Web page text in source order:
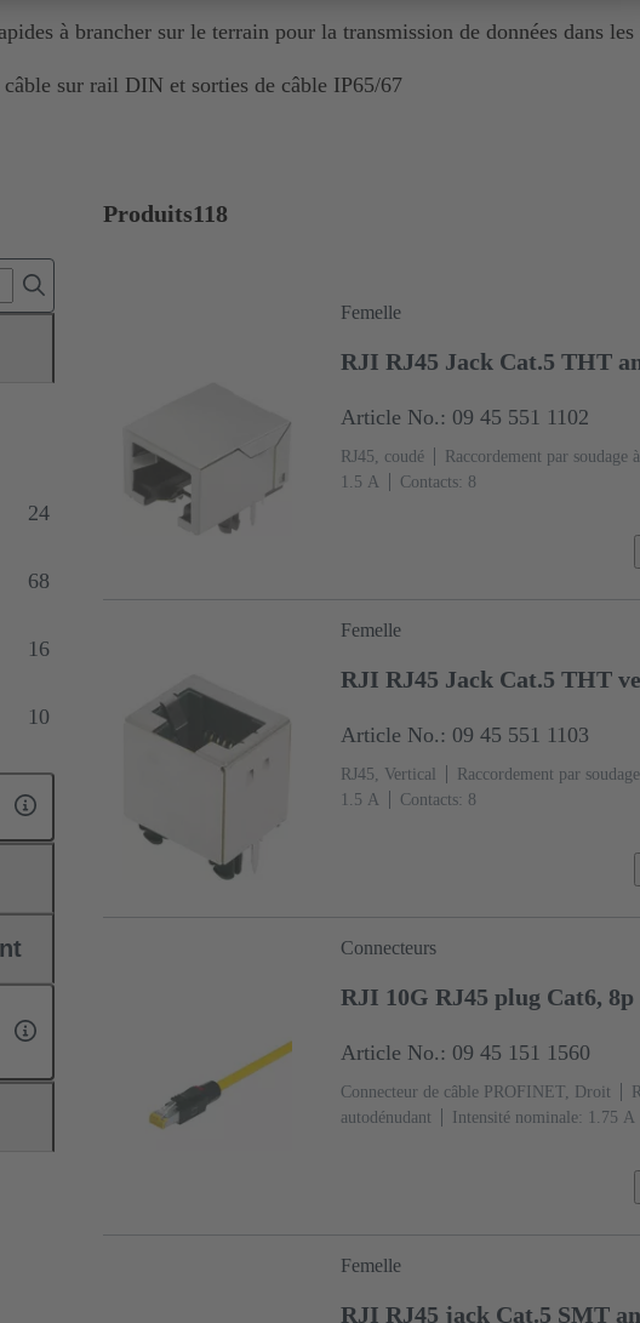
à brancher sur le terrain pour la transmission de données dans les
sur rail DIN et sorties de câble IP65/67
24
68
16
10
Produits118
Femelle
RJI RJ45 Jack Cat.5 THT
Article No.: 09 45 551 1102
RJ45, coudé Raccordement par soudage
‌1.5 A
Contacts: 8
Femelle
RJI RJ45 Jack Cat.5 THT
Article No.: 09 45 551 1103
RJ45, Vertical Raccordement par
‌1.5 A
Contacts: 8
Connecteurs
RJI 10G RJ45 plug Cat6,
Article No.: 09 45 151 1560
Connecteur de câble PROFINET, Droit
autodénudant
Intensité nominale: ‌1.75 A
Femelle
RJI RJ45 jack Cat.5 SMT